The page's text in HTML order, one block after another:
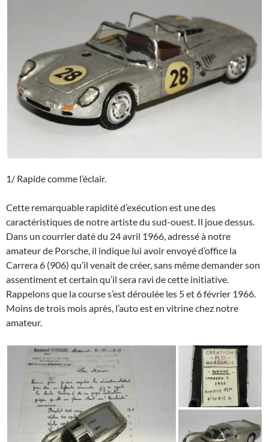
1/ Rapide comme l’éclair.
Cette remarquable rapidité d’exécution est une des
caractéristiques de notre artiste du sud-ouest. Il joue dessus.
Dans un courrier daté du 24 avril 1966, adressé à notre
amateur de Porsche, il indique lui avoir envoyé d’office la
Carrera 6 (906) qu’il venait de créer, sans même demander son
assentiment et certain qu’il sera ravi de cette initiative.
Rappelons que la course s’est déroulée les 5 et 6 février 1966.
Moins de trois mois après, l’auto est en vitrine chez notre
amateur.